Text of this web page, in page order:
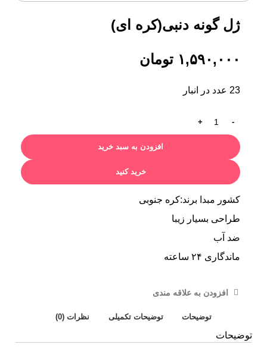
ژل گونه دنبی(کره ای)
۱,۵۹۰,۰۰۰ تومان
23 عدد در انبار
افزودن به سبد خرید
خرید کنید
کشور مبدا برند:کره جنوبی
طراحی بسیار زیبا
ضد آب
ماندگاری ۲۴ ساعته
افزودن به علاقه مندی
توضیحات توضیحات تکمیلی نظرات (0)
توضیحات